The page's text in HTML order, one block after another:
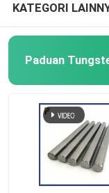
KATEGORI
Paduan